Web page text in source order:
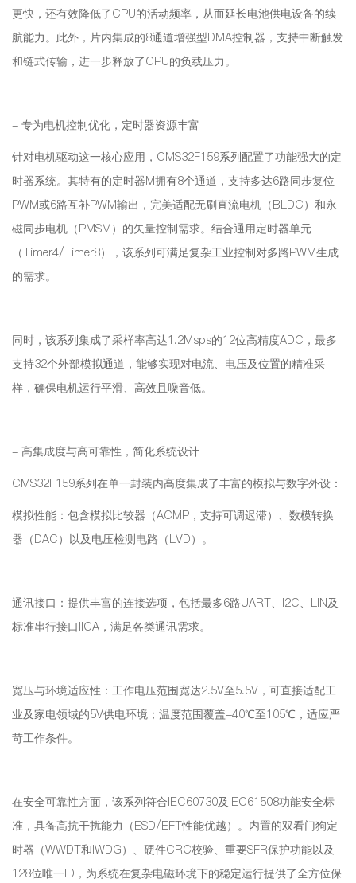
更快，还有效降低了CPU的活动频率，从而延长电池供电设备的续
航能力。此外，片内集成的8通道增强型DMA控制器，支持中断触发
和链式传输，进一步释放了CPU的负载压力。
- 专为电机控制优化，定时器资源丰富
针对电机驱动这一核心应用，CMS32F159系列配置了功能强大的定
时器系统。其特有的定时器M拥有8个通道，支持多达6路同步复位
PWM或6路互补PWM输出，完美适配无刷直流电机（BLDC）和永
磁同步电机（PMSM）的矢量控制需求。结合通用定时器单元
（Timer4/Timer8），该系列可满足复杂工业控制对多路PWM生成
的需求。
同时，该系列集成了采样率高达1.2Msps的12位高精度ADC，最多
支持32个外部模拟通道，能够实现对电流、电压及位置的精准采
样，确保电机运行平滑、高效且噪音低。
- 高集成度与高可靠性，简化系统设计
CMS32F159系列在单一封装内高度集成了丰富的模拟与数字外设：
模拟性能：包含模拟比较器（ACMP，支持可调迟滞）、数模转换
器（DAC）以及电压检测电路（LVD）。
通讯接口：提供丰富的连接选项，包括最多6路UART、I2C、LIN及
标准串行接口IICA，满足各类通讯需求。
宽压与环境适应性：工作电压范围宽达2.5V至5.5V，可直接适配工
业及家电领域的5V供电环境；温度范围覆盖-40℃至105℃，适应严
苛工作条件。
在安全可靠性方面，该系列符合IEC60730及IEC61508功能安全标
准，具备高抗干扰能力（ESD/EFT性能优越）。内置的双看门狗定
时器（WWDT和IWDG）、硬件CRC校验、重要SFR保护功能以及
128位唯一ID，为系统在复杂电磁环境下的稳定运行提供了全方位保